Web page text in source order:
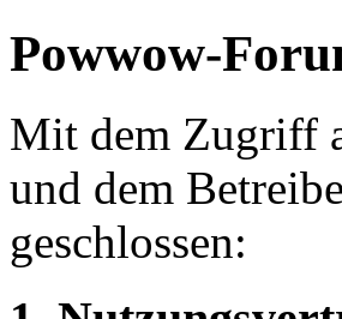
Powwow-
Mit dem Zugriff
und dem
geschlossen: